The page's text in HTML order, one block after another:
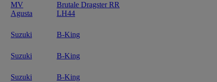
MV
Agusta
Brutale Dragster RR
LH44
Suzuki B-King
Suzuki B-King
Suzuki B-King